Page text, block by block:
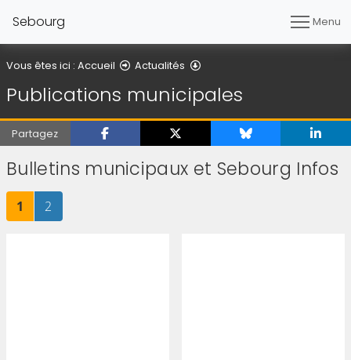
Sebourg Menu
Vous êtes ici : Accueil Actualités
Publications municipales
Partagez
Bulletins municipaux et Sebourg Infos
Page
1 sur 2Page
2